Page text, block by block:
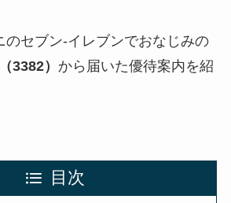
のセブン-イレブンでおなじみの
3382） から届いた優待案内を紹
目次